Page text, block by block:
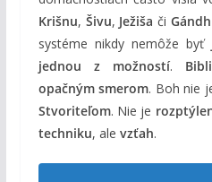
Krišnu, Šivu, Ježiša či
systéme nikdy nemôže byť
jednou z možností.
opačným smerom. Boh nie
Stvoriteľom. Nie je
techniku, ale vzťah.